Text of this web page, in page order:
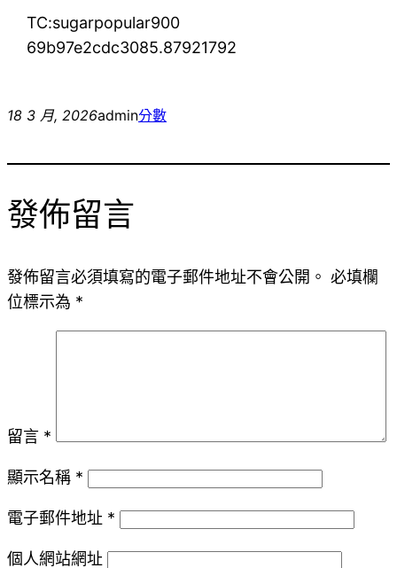
TC:sugarpopular900
69b97e2cdc3085.87921792
18 3 月, 2026admin分數
發佈留言
發佈留言必須填寫的電子郵件地址不會公開。 必填欄
位標示為 *
留言 *
顯示名稱 *
電子郵件地址 *
個人網站網址